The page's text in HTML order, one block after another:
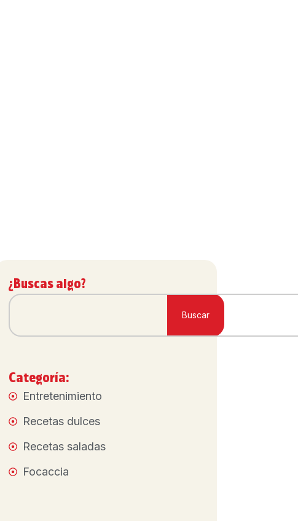
¿Buscas algo?
Buscar
Categoría:
Entretenimiento
Recetas dulces
Recetas saladas
Focaccia